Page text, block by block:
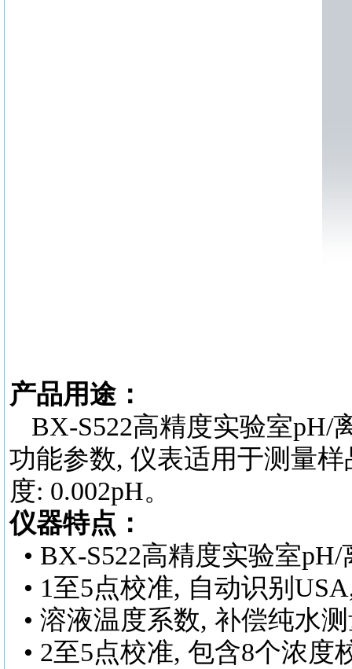
产品用途：
BX-S522高精度实验室pH/
功能参数, 仪表适用于测量
度: 0.002pH。
仪器特点：
• BX-S522高精度实验室pH/
• 1至5点校准, 自动识别
• 溶液温度系数, 补偿纯水
• 2至5点校准, 包含8个浓度